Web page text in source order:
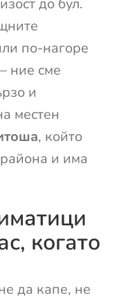
до бул.
по-нагоре
ние сме
и
местен
, който
и има
когато
да капе, не